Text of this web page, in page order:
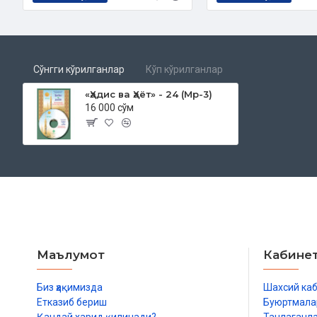
Сўнгги кўрилганлар Кўп кўрилганлар
«Ҳадис ва Ҳаёт» - 24 (Мp-3)
16 000 сўм
Маълумот
Биз ҳақимизда
Етказиб бериш
Шахсий